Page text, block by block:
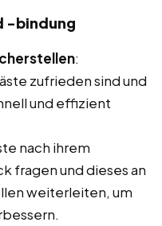
-bindung
:
zufrieden sind und
und effizient
nach ihrem
fragen und dieses an
weiterleiten, um